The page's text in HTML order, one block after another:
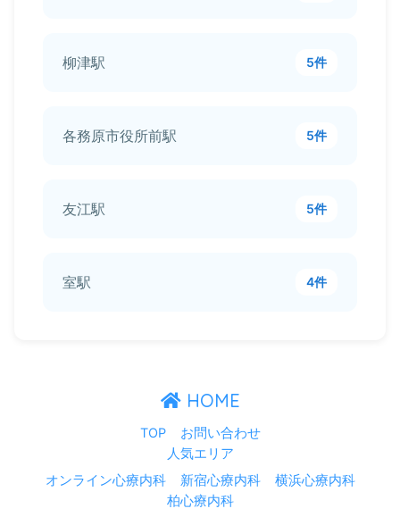
柳津駅 5件
各務原市役所前駅 5件
友江駅 5件
室駅 4件
HOME
TOP
お問い合わせ
人気エリア
オンライン心療内科
新宿心療内科
横浜心療内科
柏心療内科